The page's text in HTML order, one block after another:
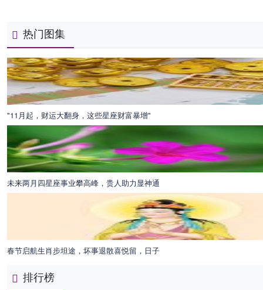
热门图集
"11月起，财运大翻身，这些星座财富暴增"
未来两月四星座事业攀高峰，贵人助力显神通
春节启航生肖步坦途，坏事退散喜悦留，日子
排行榜